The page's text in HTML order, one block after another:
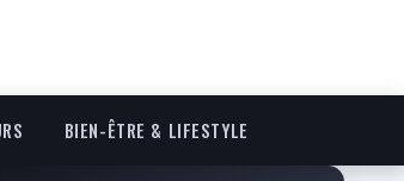
BIEN-ÊTRE & LIFESTYLE